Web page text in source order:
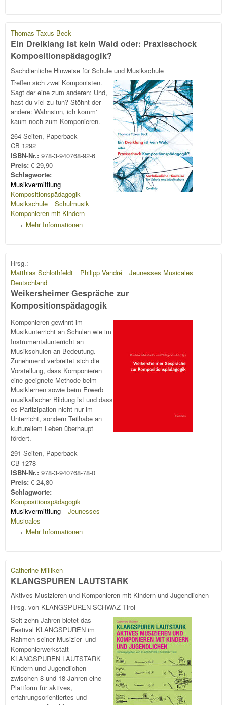
Thomas Taxus Beck
Ein Dreiklang ist kein Wald oder: Praxisschock
Kompositionspädagogik?
Sachdienliche Hinweise für Schule und Musikschule
Treffen sich zwei Komponisten.
Sagt der eine zum anderen: Und,
hast du viel zu tun? Stöhnt der
andere: Wahnsinn, ich komm‘
kaum noch zum Komponieren.
264 Seiten, Paperback
CB 1292
ISBN-Nr.: 978-3-940768-92-6
Preis: € 29,90
Schlagworte:
Musikvermittlung
Kompositionspädagogik
Musikschule
Schulmusik
Komponieren mit Kindern
Mehr Informationen
Hrsg.:
Matthias Schlothfeldt
Philipp Vandré
Jeunesses Musicales
Deutschland
Weikersheimer Gespräche zur
Kompositionspädagogik
Komponieren gewinnt im
Musikunterricht an Schulen wie im
Instrumentalunterricht an
Musikschulen an Bedeutung.
Zunehmend verbreitet sich die
Vorstellung, dass Komponieren
eine geeignete Methode beim
Musiklernen sowie beim Erwerb
musikalischer Bildung ist und dass
es Partizipation nicht nur im
Unterricht, sondern Teilhabe an
kulturellem Leben überhaupt
fördert.
291 Seiten, Paperback
CB 1278
ISBN-Nr.: 978-3-940768-78-0
Preis: € 24,80
Schlagworte:
Kompositionspädagogik
Musikvermittlung
Jeunesses
Musicales
Mehr Informationen
Catherine Milliken
KLANGSPUREN LAUTSTARK
Aktives Musizieren und Komponieren mit Kindern und Jugendlichen
Hrsg. von KLANGSPUREN SCHWAZ Tirol
Seit zehn Jahren bietet das
Festival KLANGSPUREN im
Rahmen seiner Musizier- und
Komponierwerkstatt
KLANGSPUREN LAUTSTARK
Kindern und Jugendlichen
zwischen 8 und 18 Jahren eine
Plattform für aktives,
erfahrungsorientiertes und